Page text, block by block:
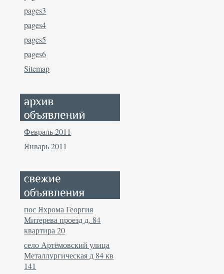
pages3
pages4
pages5
pages6
Sitemap
Февраль 2011
Январь 2011
пос Яхрома Георгия
Митерева проезд д. 84
квартира 20
село Артёмовский улица
Металлургическая д 84 кв
141